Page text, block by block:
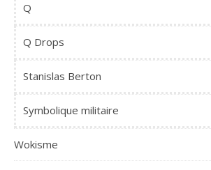
Q
Q Drops
Stanislas Berton
Symbolique militaire
Wokisme